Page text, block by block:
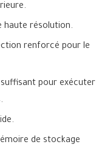
haute résolution.
renforcé pour le
pour exécuter
de stockage